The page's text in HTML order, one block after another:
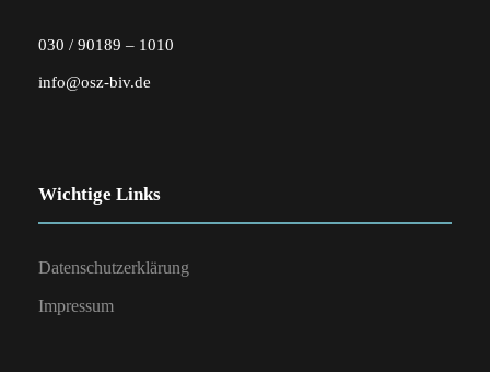
030 / 90189 – 1010
info@osz-biv.de
Wichtige Links
Datenschutzerklärung
Impressum